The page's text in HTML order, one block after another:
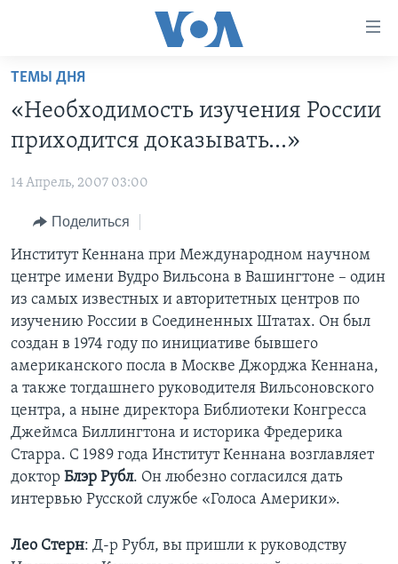
Перейти
основной
контент
Перейти
навигации
Перейти
поиск
ГЛАВНОЕ
ПРОГРАММЫ
НОВОСТИ ЗА МИНУТУ
ИТОГИ
ПОЧЕМУ ЭТО ВАЖНО?
ДИСКУССИЯ VOA
ДЕТАЛИ
НЬЮ-ЙОРК NEW YORK
АМЕРИКА. БОЛЬШОЕ ПУТЕШЕСТВИЕ
ПРОЕКТЫ
УЧИМ АНГЛИЙСКИЙ
НАША АМЕРИКАНСКАЯ ИСТОРИЯ
А КАК В АМЕРИКЕ?
АРТЕФАКТЫ
АМЕРИКАНСКИЕ ГОРОДКИ
ТЕСТЫ
ЭКСПЕРТИЗА
ИНТЕРВЬЮ
ФАКТЫ ПРОТИВ ФЕЙКОВ
ЗА СВОБОДУ ПРЕССЫ
УЧИМ АНГЛИЙСКИЙ
ВИДЕО
ПОДПИСКА НА НОВОСТИ
Learning English
СОЦИАЛЬНЫЕ СЕТИ
Языки
ТЕМЫ ДНЯ
«Необходимость изучения России
приходится доказывать…»
14 Апрель, 2007 03:00
Поделиться
Институт Кеннана при Международном научном
центре имени Вудро Вильсона в Вашингтоне – один
из самых известных и авторитетных центров по
изучению России в Соединенных Штатах. Он был
создан в 1974 году по инициативе бывшего
американского посла в Москве Джорджа Кеннана,
а также тогдашнего руководителя Вильсоновского
центра, а ныне директора Библиотеки Конгресса
Джеймса Биллингтона и историка Фредерика
Старра. С 1989 года Институт Кеннана возглавляет
доктор Блэр Рубл. Он любезно согласился дать
интервью Русской службе «Голоса Америки».
Лео Стерн: Д-р Рубл, вы пришли к руководству